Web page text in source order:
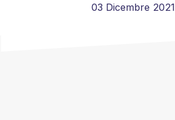
03 Dicembre 2021